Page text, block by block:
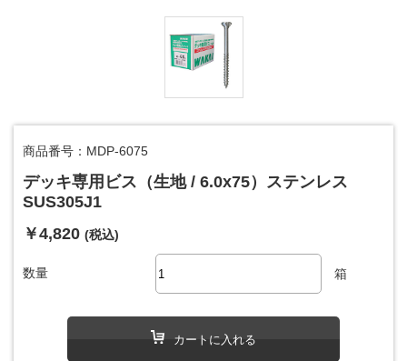
商品番号：MDP-6075
デッキ専用ビス（生地 / 6.0x75）ステンレス
SUS305J1
￥4,820 (税込)
数量 箱
カートに入れる